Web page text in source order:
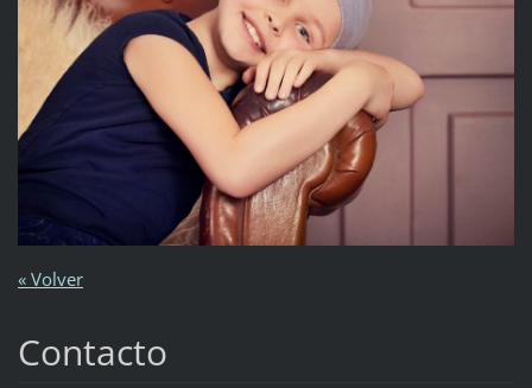
« Volver
Contacto